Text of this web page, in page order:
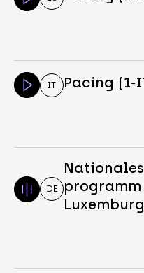
IT Pacing (1-
DE
programm
Luxemburg